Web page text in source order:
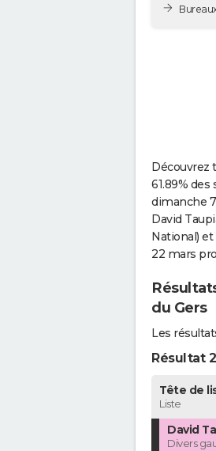
Découvrez
61.89%
dimanche
David
National)
22 mars
du Gers
Les
Résultat
Tête de
Liste
David
Divers